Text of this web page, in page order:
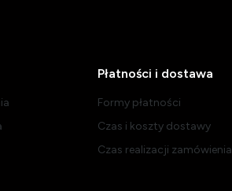
Płatności i dostawa
Formy płatności
Czas i koszty dostawy
Czas realizacji zamówienia